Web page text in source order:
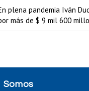
i
n
r
e
plena pandemia Iván
más de $ 9 mil 600
Somos